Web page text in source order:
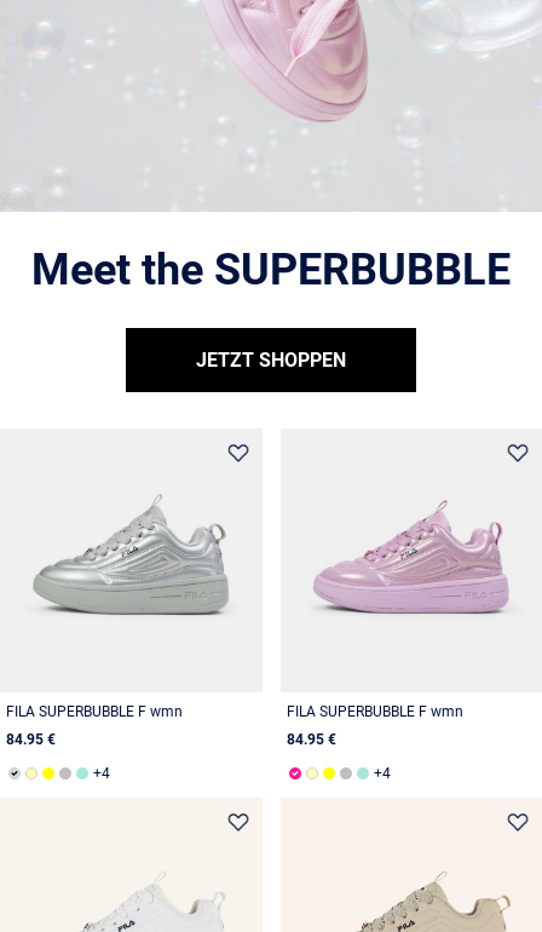
Meet the SUPERBUBBLE
JETZT SHOPPEN
FILA SUPERBUBBLE F wmn
84.95 €
FILA SUPERBUBBLE F wmn
84.95 €